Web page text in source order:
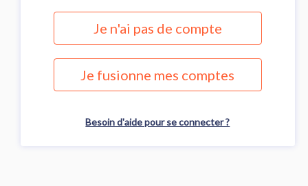
Je n'ai pas de compte
Je fusionne mes comptes
Besoin d'aide pour se connecter ?